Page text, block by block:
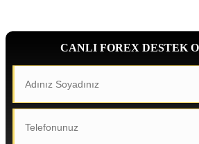
CANLI FOREX DESTEK